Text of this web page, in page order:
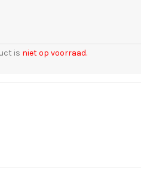
is niet op voorraad.